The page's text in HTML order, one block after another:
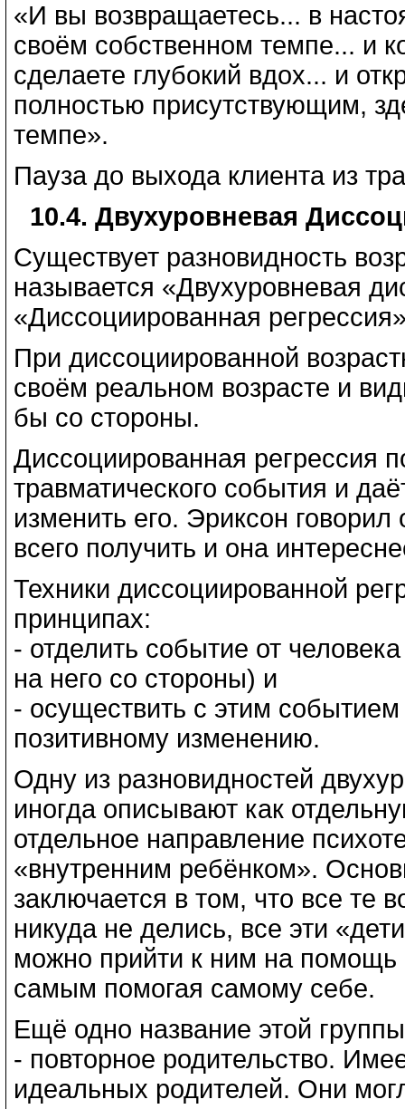
«И вы возвращаетесь... в
своём собственном темпе... и
сделаете глубокий вдох... и
полностью присутствующим,
темпе».
Пауза до выхода клиента из
10.4. Двухуровневая
Существует разновидность
называется «Двухуровневая
«Диссоциированная
При диссоциированной
своём реальном возрасте и
бы со стороны.
Диссоциированная регрессия
травматического события и
изменить его. Эриксон
всего получить и она
Техники диссоциированной
принципах:
- отделить событие от
на него со стороны) и
- осуществить с этим
позитивному изменению.
Одну из разновидностей
иногда описывают как
отдельное направление
«внутренним ребёнком».
заключается в том, что все те
никуда не делись, все эти
можно прийти к ним на
самым помогая самому себе.
Ещё одно название этой
- повторное родительство.
идеальных родителей. Они